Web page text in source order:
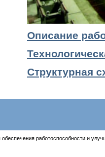
Описание
Структурная
работоспособности и